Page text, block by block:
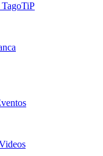
TagoTiP